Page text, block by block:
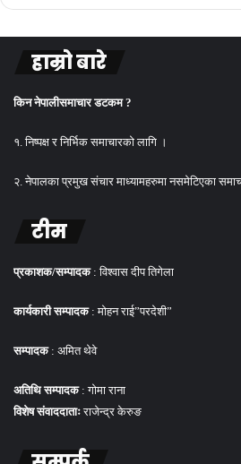
हाम्रो बारे
किन नेपालीसमाचार डटकम ?
१. निष्पक्ष र निर्भिक समाचारको लागि ।
२. नेपालका प्रमुख संचार माध्यामहरुमा नसमेटिएका
टीम
प्रकाशक/सम्पादक : विश्वास दीप तिगेला
कार्यकारी सम्पादक: मोहन राई”परदेशी”
सम्पादक: अमित थेवे
अतिथि सम्पादक: गोमा राना
विशेष संवाददाताःराजेन्द्र केरुङ